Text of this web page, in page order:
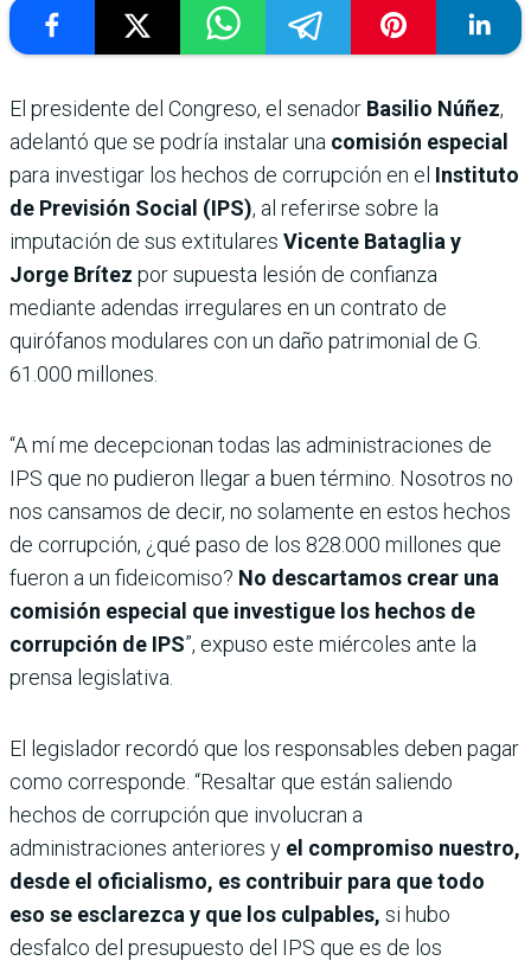
El presidente del Congreso, el senador Basilio Núñez,
adelantó que se podría instalar una comisión especial
para investigar los hechos de corrupción en el Instituto
de Previsión Social (IPS), al referirse sobre la
imputación de sus extitulares Vicente Bataglia y
Jorge Brítez por supuesta lesión de confianza
mediante adendas irregulares en un contrato de
quirófanos modulares con un daño patrimonial de G.
61.000 millones.
“A mí me decepcionan todas las administraciones de
IPS que no pudieron llegar a buen término. Nosotros no
nos cansamos de decir, no solamente en estos hechos
de corrupción, ¿qué paso de los 828.000 millones que
fueron a un fideicomiso? No descartamos crear una
comisión especial que investigue los hechos de
corrupción de IPS”, expuso este miércoles ante la
prensa legislativa.
El legislador recordó que los responsables deben pagar
como corresponde. “Resaltar que están saliendo
hechos de corrupción que involucran a
administraciones anteriores y el compromiso nuestro,
desde el oficialismo, es contribuir para que todo
eso se esclarezca y que los culpables, si hubo
desfalco del presupuesto del IPS que es de los